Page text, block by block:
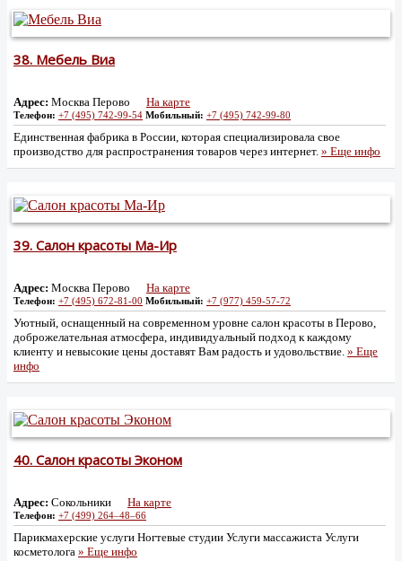
38. Мебель Виа
Адрес: Москва Перово На карте
Телефон: +7 (495) 742-99-54 Мобильный: +7 (495) 742-99-80
Единственная фабрика в России, которая специализировала свое
производство для распространения товаров через интернет. » Еще инфо
39. Салон красоты Ма-Ир
Адрес: Москва Перово На карте
Телефон: +7 (495) 672-81-00 Мобильный: +7 (977) 459-57-72
Уютный, оснащенный на современном уровне салон красоты в Перово,
доброжелательная атмосфера, индивидуальный подход к каждому
клиенту и невысокие цены доставят Вам радость и удовольствие. » Еще
инфо
40. Салон красоты Эконом
Адрес: Сокольники На карте
Телефон: +7 (499) 264‒48‒66
Парикмахерские услуги Ногтевые студии Услуги массажиста Услуги
косметолога » Еще инфо